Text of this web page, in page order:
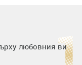
любовния ви